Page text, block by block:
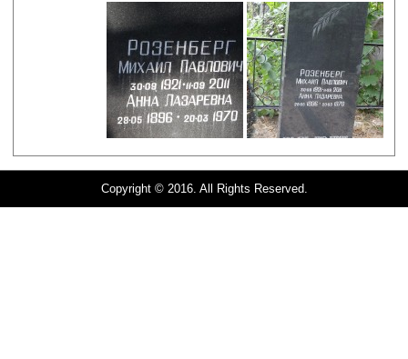
Copyright © 2016. All Rights Reserved.